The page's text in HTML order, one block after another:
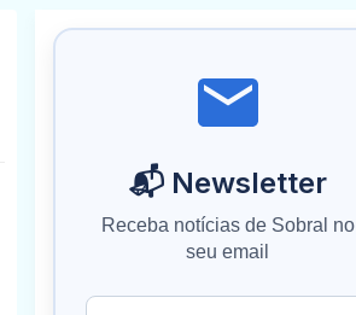
📬 Newsletter
Receba notícias de Sobral no
seu email